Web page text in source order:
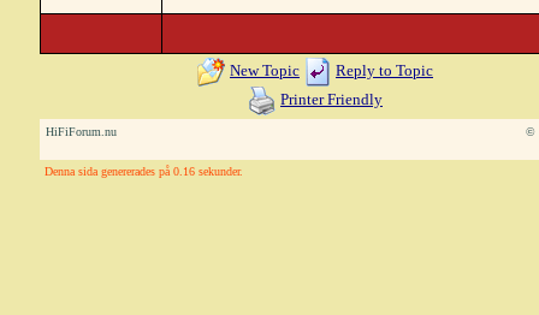
New Topic
Reply to Topic
Printer Friendly
HiFiForum.nu ©
Denna sida genererades på 0.16 sekunder.